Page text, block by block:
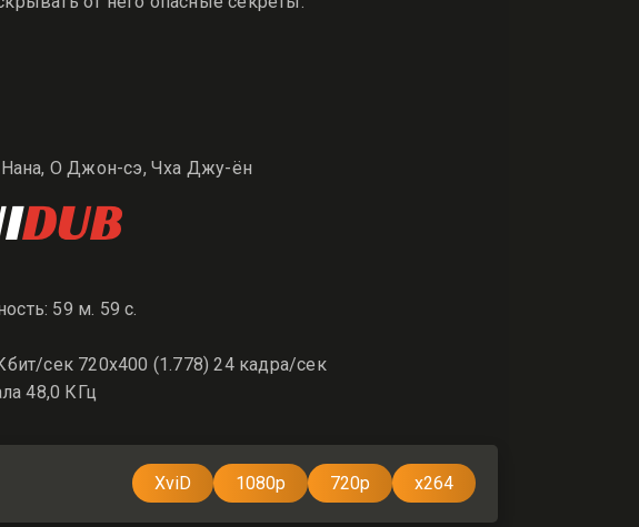
О Джон-сэ, Чха Джу-ён
59 м. 59 с.
сек 720x400 (1.778) 24 кадра/сек
48,0 КГц
XviD 1080p 720p x264